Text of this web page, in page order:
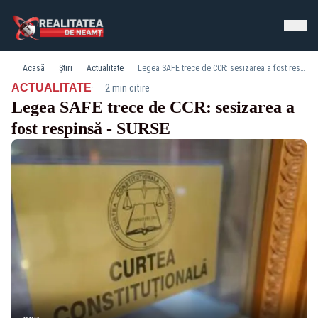
Acasă Știri Actualitate Legea SAFE trece de CCR: sesizarea a fost respinsă - SURSE
ACTUALITATE· 2 min citire
Legea SAFE trece de CCR: sesizarea a
fost respinsă - SURSE